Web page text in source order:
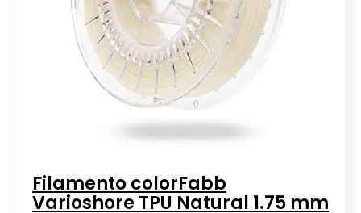
Filamento colorFabb
Varioshore TPU Natural 1.75 mm